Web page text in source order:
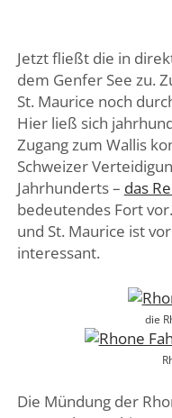
Jetzt fließt die in
dem Genfer See zu.
St. Maurice noch
Hier ließ sich
Zugang zum Wallis
Schweizer
Jahrhunderts – das
bedeutendes Fort
und St. Maurice ist
interessant.
die
Die Mündung der